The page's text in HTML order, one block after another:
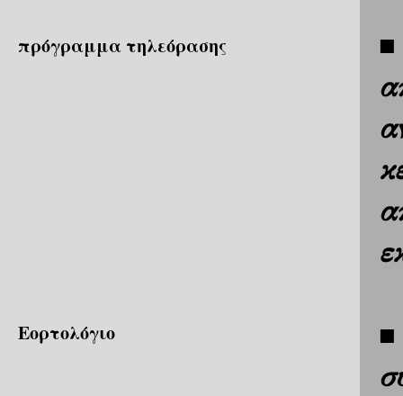
■
■
πρόγραμμα τηλεόρασης
Εορτολόγιο